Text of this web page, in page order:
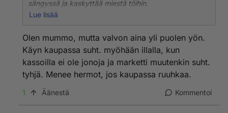
Keskusta Enemmistö
Äänestä😭😭😭😭💩💩💩🎩🎩🎩🎩🎩😭😭💩😡🎅
Orpo lupasi tasapainottaa talouden ja velanoton,
mutta leikkausrahat jaetaan heti omille etupiireille.
Esim. vanhustenhoidosta leikataan 140 miljoonaa ja
yhteisöveroalella annetaan pankeille 140 miljoonaa
sängyssä ja kaskyttää miestä töihin.
Itse näppäilee kauppaostokset nettiin.
Lue lisää
Olen mummo, mutta valvon aina yli puolen yön.
Käyn kaupassa suht. myöhään illalla, kun
kassoilla ei ole jonoja ja marketti muutenkin suht.
tyhjä. Menee hermot, jos kaupassa ruuhkaa.
1 Äänestä Kommentoi